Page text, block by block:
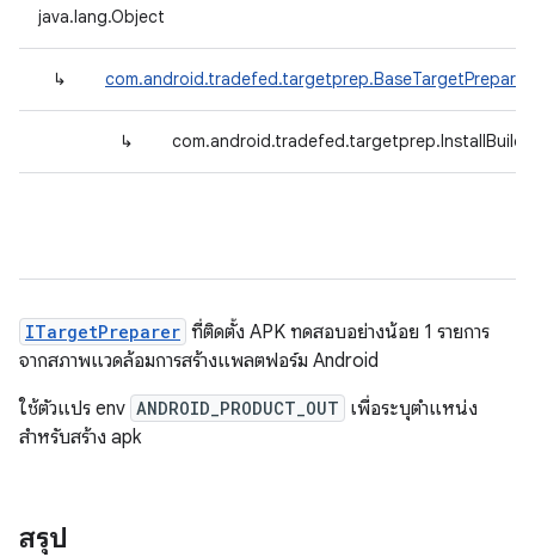
java.lang.Object
↳ com.android.tradefed.targetprep.BaseTargetPreparer
↳
ITargetPreparer ที่ติดตั้ง APK ทดสอบอย่างน้อย 1 รายการ
จากสภาพแวดล้อมการสร้างแพลตฟอร์ม Android
ใช้ตัวแปร env ANDROID_PRODUCT_OUT เพื่อระบุตำแหน่ง
สำหรับสร้าง apk
สรุป